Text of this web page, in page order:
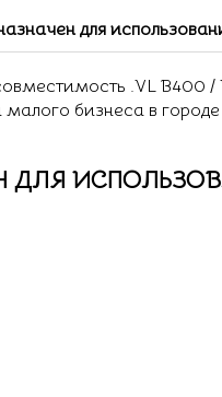
для
.VL B400 /
бизнеса в
ДЛЯ